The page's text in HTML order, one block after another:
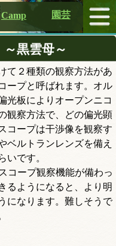
Camp 園芸
黒雲母～
て２種類の観察方法があ
ープと呼ばれます。オル
光板によりオープンニコ
観察方法で、どの偏光顕
コープは干渉像を観察す
ベルトランレンズを備え
いです。
コープ観察機能が備わっ
るようになると、より明
になります。難しそうで